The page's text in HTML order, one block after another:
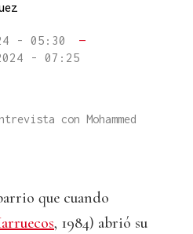
- 05:30
—
- 07:25
con Mohammed
que cuando
, 1984) abrió su